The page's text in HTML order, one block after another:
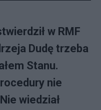
w RMF
Dudę trzeba
Stanu.
nie
wiedział